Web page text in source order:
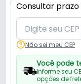
Consultar
Não sei meu CEP
Você pode
Informe seu
opções de